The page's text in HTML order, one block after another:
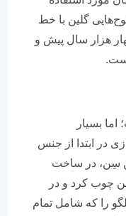
گلین با خط
سال پیش و
از جنس
سِن، در ساخت
کرد و در
که شامل تمام